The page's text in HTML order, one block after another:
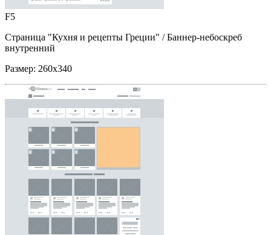
F5
Страница "Кухня и рецепты Греции" / Баннер-небоскреб
внутренний
Размер: 260x340